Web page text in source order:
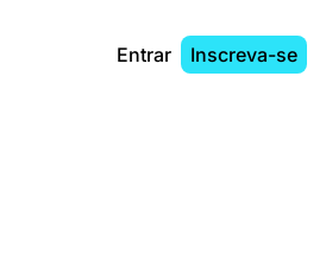
Entrar Inscreva-se